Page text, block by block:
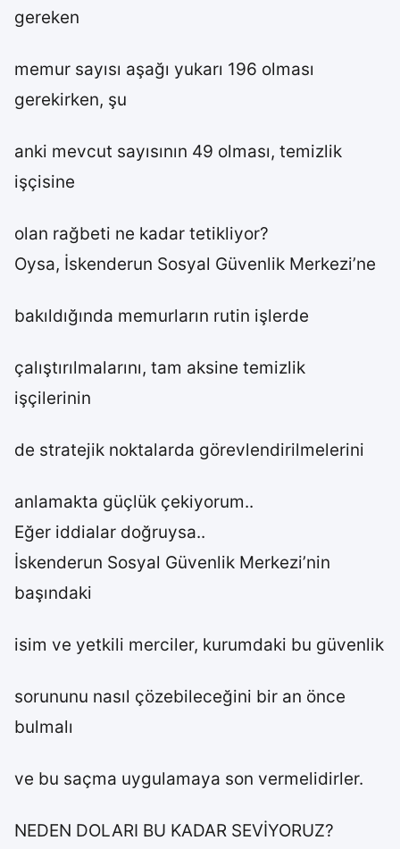
gereken
memur sayısı aşağı yukarı 196 olması
gerekirken, şu
anki mevcut sayısının 49 olması, temizlik
işçisine
olan rağbeti ne kadar tetikliyor?
Oysa, İskenderun Sosyal Güvenlik Merkezi’ne
bakıldığında memurların rutin işlerde
çalıştırılmalarını, tam aksine temizlik
işçilerinin
de stratejik noktalarda görevlendirilmelerini
anlamakta güçlük çekiyorum..
Eğer iddialar doğruysa..
İskenderun Sosyal Güvenlik Merkezi’nin
başındaki
isim ve yetkili merciler, kurumdaki bu güvenlik
sorununu nasıl çözebileceğini bir an önce
bulmalı
ve bu saçma uygulamaya son vermelidirler.
NEDEN DOLARI BU KADAR SEVİYORUZ?